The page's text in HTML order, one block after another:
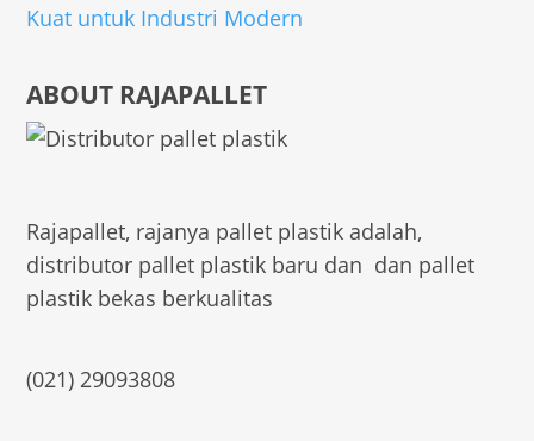
Kuat untuk Industri Modern
ABOUT RAJAPALLET
Rajapallet, rajanya pallet plastik adalah,
distributor pallet plastik baru dan dan pallet
plastik bekas berkualitas
(021) 29093808